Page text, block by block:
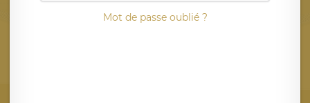
Mot de passe oublié ?